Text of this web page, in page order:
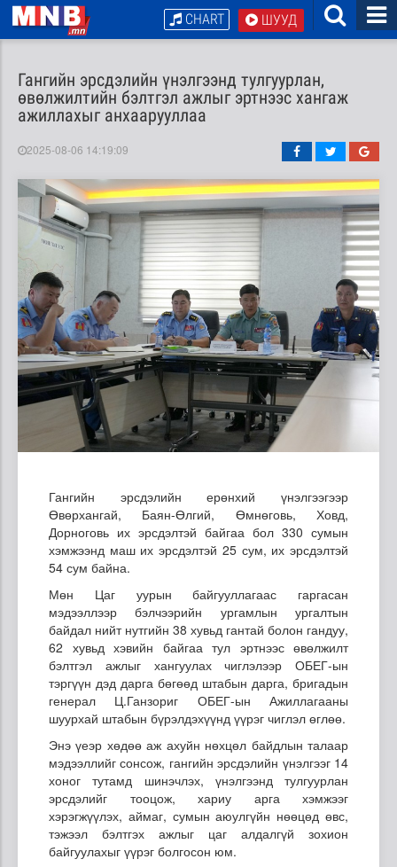
ШУУД
CHART
Гангийн эрсдэлийн үнэлгээнд тулгуурлан,
өвөлжилтийн бэлтгэл ажлыг эртнээс хангаж
ажиллахыг анхаарууллаа
2025-08-06 14:19:09
Гангийн эрсдэлийн ерөнхий үнэлгээгээр
Өвөрхангай, Баян-Өлгий, Өмнөговь, Ховд,
Дорноговь их эрсдэлтэй байгаа бол 330 сумын
хэмжээнд маш их эрсдэлтэй 25 сум, их эрсдэлтэй
54 сум байна.
Мөн Цаг уурын байгууллагаас гаргасан
мэдээллээр бэлчээрийн ургамлын ургалтын
байдал нийт нутгийн 38 хувьд гантай болон гандуу,
62 хувьд хэвийн байгаа тул эртнээс өвөлжилт
бэлтгэл ажлыг хангуулах чиглэлээр ОБЕГ-ын
тэргүүн дэд дарга бөгөөд штабын дарга, бригадын
генерал Ц.Ганзориг ОБЕГ-ын Ажиллагааны
шуурхай штабын бүрэлдэхүүнд үүрэг чиглэл өглөө.
Энэ үеэр хөдөө аж ахуйн нөхцөл байдлын талаар
мэдээллийг сонсож, гангийн эрсдэлийн үнэлгээг 14
хоног тутамд шинэчлэх, үнэлгээнд тулгуурлан
эрсдэлийг тооцож, хариу арга хэмжээг
хэрэгжүүлэх, аймаг, сумын аюулгүйн нөөцөд өвс,
тэжээл бэлтгэх ажлыг цаг алдалгүй зохион
байгуулахыг үүрэг болгосон юм.